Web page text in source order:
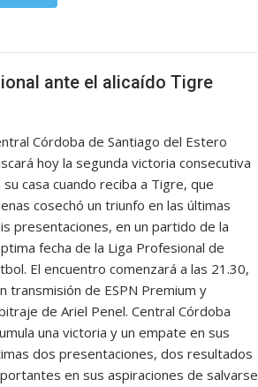
ante el alicaído Tigre
Córdoba de Santiago del Estero
hoy la segunda victoria consecutiva
su casa cuando reciba a Tigre, que
cosechó un triunfo en las últimas
presentaciones, en un partido de la
fecha de la Liga Profesional de
El encuentro comenzará a las 21.30,
transmisión de ESPN Premium y
de Ariel Penel. Central Córdoba
una victoria y un empate en sus
dos presentaciones, dos resultados
en sus aspiraciones de salvarse